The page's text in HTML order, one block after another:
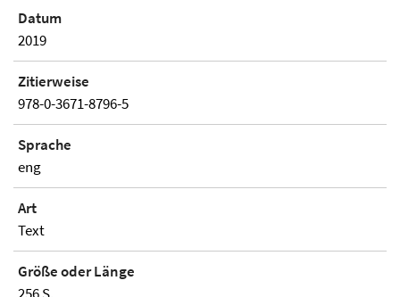
Datum
2019
Zitierweise
978-0-3671-8796-5
Sprache
eng
Art
Text
Größe oder Länge